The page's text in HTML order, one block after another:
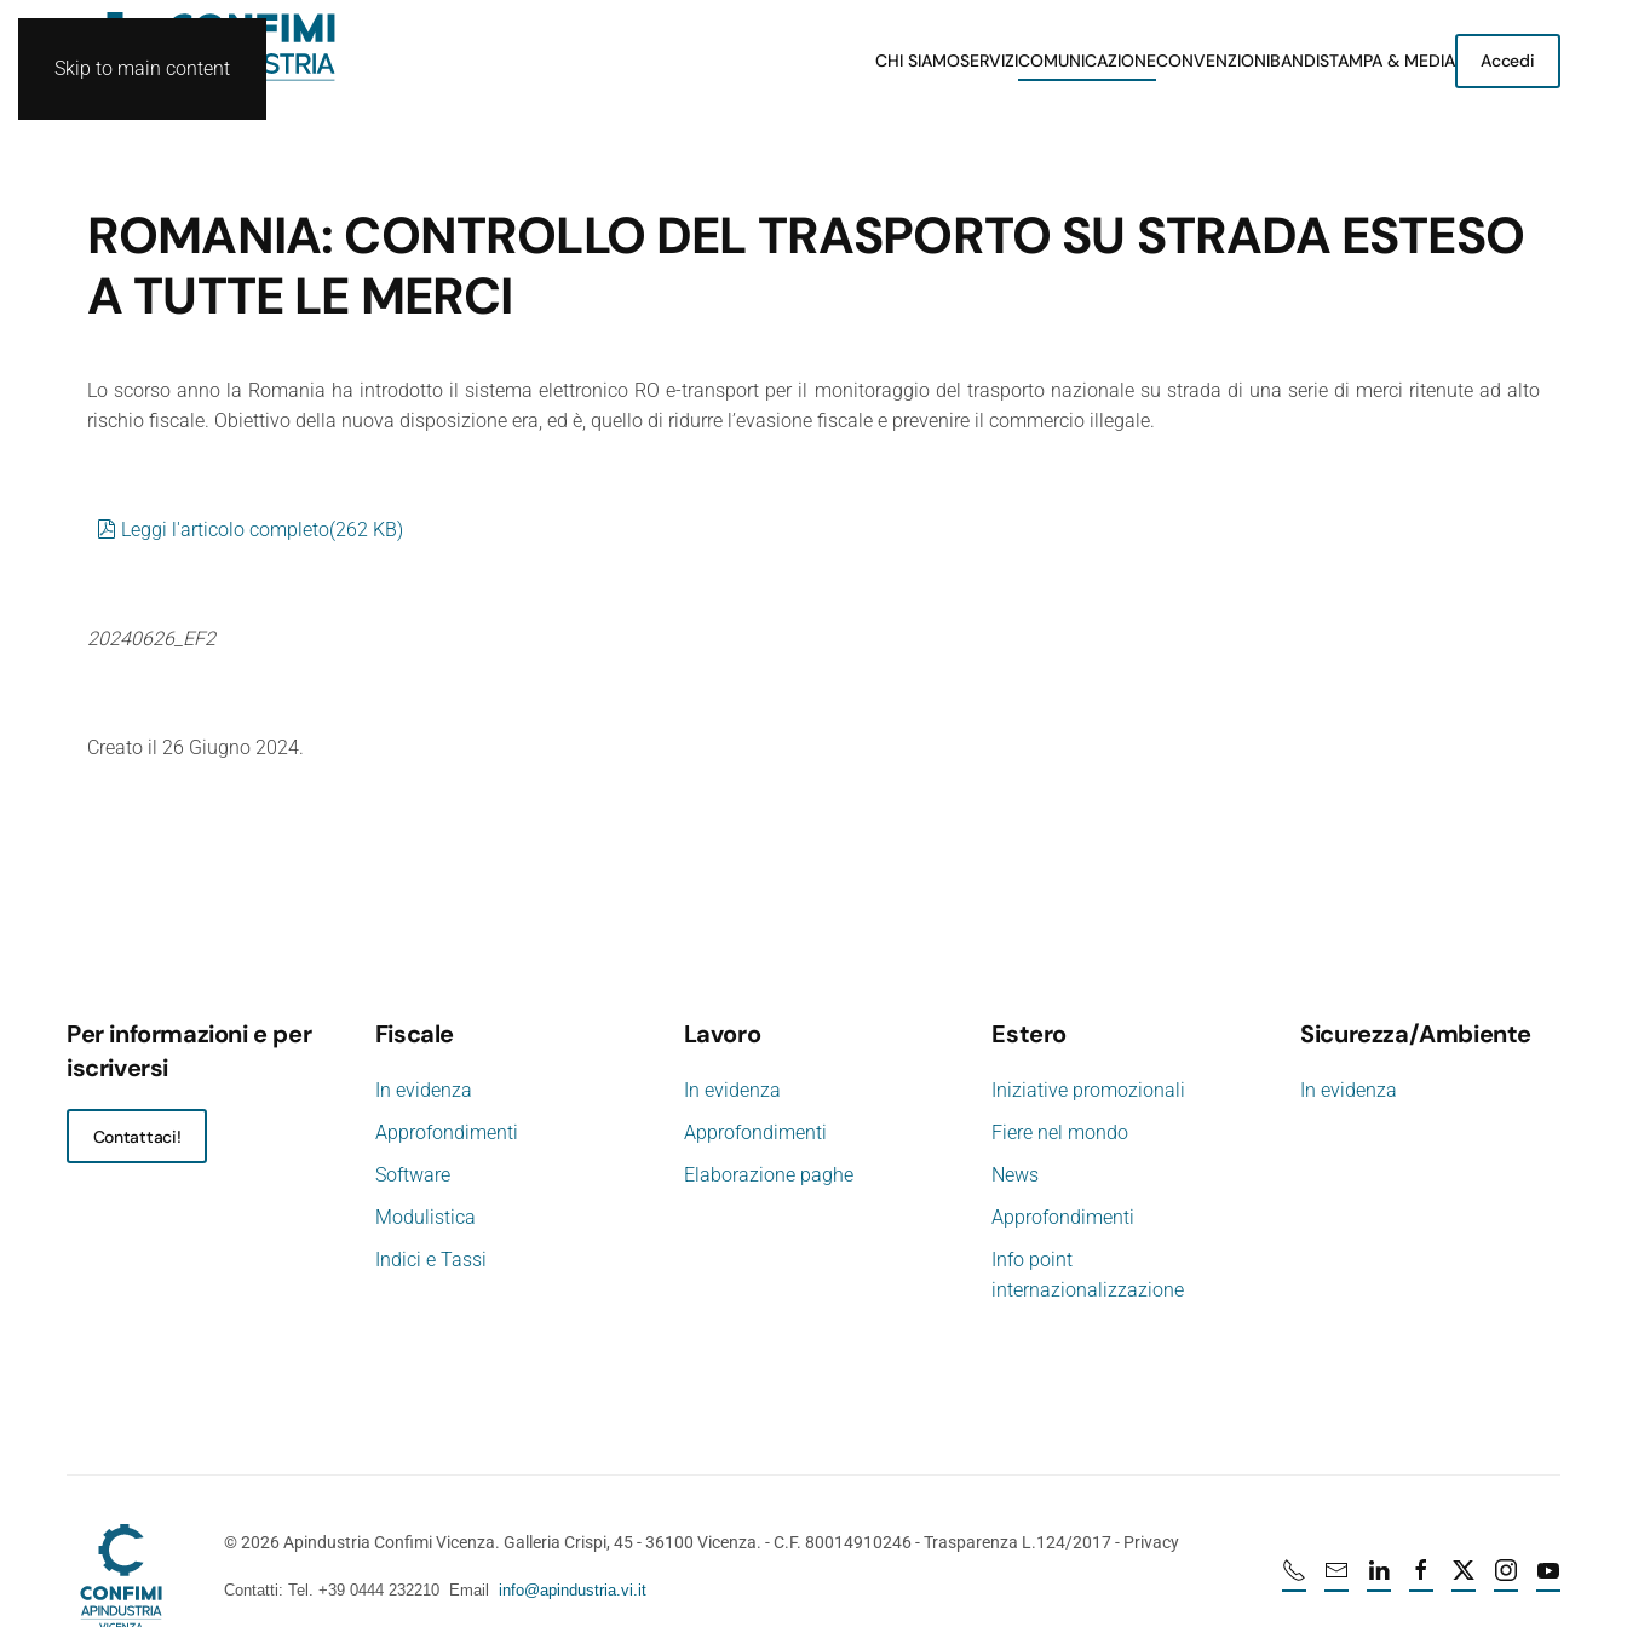
Skip to main content CHI SIAMOSERVIZICOMUNICAZIONECONVENZIONIBANDISTAMPA & MEDIA Accedi
ROMANIA: CONTROLLO DEL TRASPORTO SU STRADA ESTESO
A TUTTE LE MERCI
Lo scorso anno la Romania ha introdotto il sistema elettronico RO e-transport per il monitoraggio del trasporto nazionale su strada di una serie di merci ritenute ad alto
rischio fiscale. Obiettivo della nuova disposizione era, ed è, quello di ridurre l’evasione fiscale e prevenire il commercio illegale.
pdf
Leggi l'articolo completo(262 KB)
20240626_EF2
Creato il 26 Giugno 2024.
Per informazioni e per
iscriversi
Contattaci!
Fiscale
In evidenza
Approfondimenti
Software
Modulistica
Indici e Tassi
Lavoro
In evidenza
Approfondimenti
Elaborazione paghe
Estero
Iniziative promozionali
Fiere nel mondo
News
Approfondimenti
Info point
internazionalizzazione
Sicurezza/Ambiente
In evidenza
©2026Apindustria Confimi Vicenza. Galleria Crispi, 45 - 36100 Vicenza. - C.F. 80014910246 -Trasparenza L.124/2017- Privacy
Contatti: Tel. +39 0444 232210 Email info@apindustria.vi.it